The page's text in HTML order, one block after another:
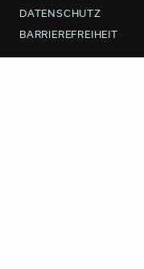
DATENSCHUTZ
BARRIEREFREIHEIT